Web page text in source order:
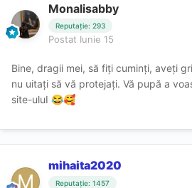
Monalisabby
Reputație: 293
Postat Iunie 15
Bine, dragii mei, să fiți cuminți, aveți
nu uitați să vă protejați. Vă pupă a
site-uluI 😂🥰
mihaita2020
Reputație: 1457